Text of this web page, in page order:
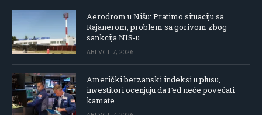
Aerodrom u Nišu: Pratimo situaciju sa
Rajanerom, problem sa gorivom zbog
sankcija NIS-u
АВГУСТ 7, 2026
Američki berzanski indeksi u plusu,
investitori ocenjuju da Fed neće povećati
kamate